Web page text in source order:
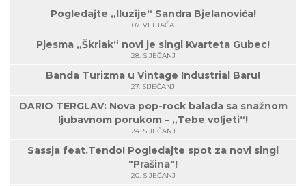
Pogledajte „Iluzije“ Sandra Bjelanovića!
07. VELJAČA
Pjesma „Škrlak“ novi je singl Kvarteta Gubec!
28. SIJEČANJ
Banda Turizma u Vintage Industrial Baru!
27. SIJEČANJ
DARIO TERGLAV: Nova pop-rock balada sa snažnom
ljubavnom porukom – „Tebe voljeti“!
24. SIJEČANJ
Sassja feat.Tendo! Pogledajte spot za novi singl
"Prašina"!
20. SIJEČANJ